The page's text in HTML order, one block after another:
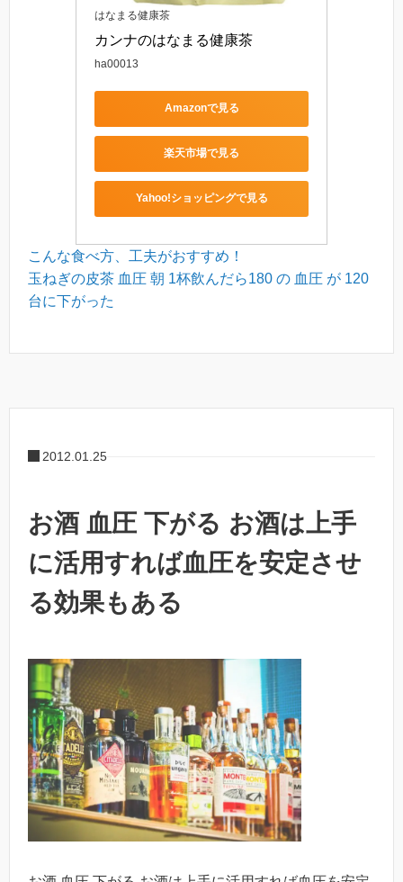
はなまる健康茶
カンナのはなまる健康茶
ha00013
Amazonで見る
楽天市場で見る
Yahoo!ショッピングで見る
こんな食べ方、工夫がおすすめ！
玉ねぎの皮茶 血圧 朝 1杯飲んだら180 の 血圧 が 120
台に下がった
2012.01.25
お酒 血圧 下がる お酒は上手
に活用すれば血圧を安定させ
る効果もある